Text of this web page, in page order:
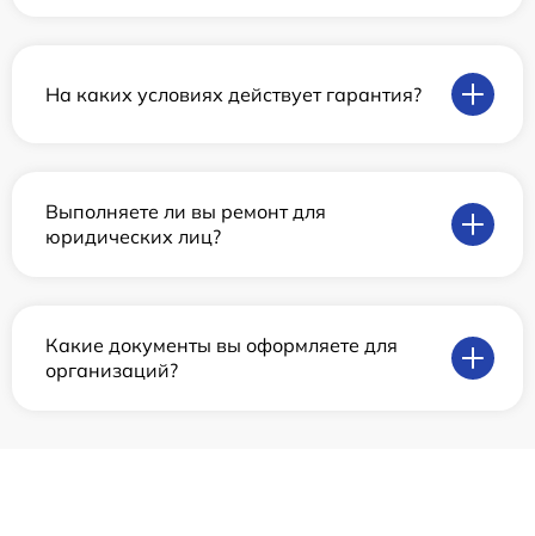
На каких условиях действует гарантия?
Выполняете ли вы ремонт для
юридических лиц?
Какие документы вы оформляете для
организаций?